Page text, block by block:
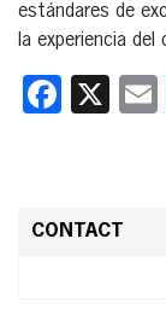
estándares de
la experiencia del
X
CONTACT